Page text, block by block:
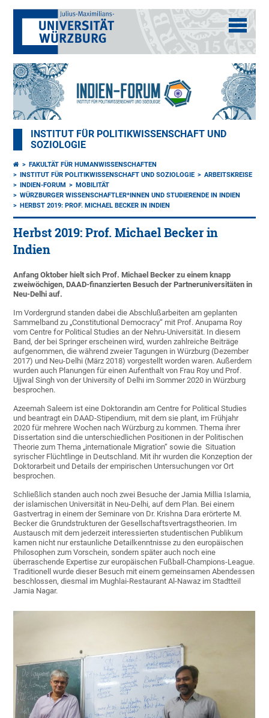
INSTITUT FÜR POLITIKWISSENSCHAFT UND
SOZIOLOGIE
FAKULTÄT FÜR HUMANWISSENSCHAFTEN
INSTITUT FÜR POLITIKWISSENSCHAFT UND SOZIOLOGIE
ARBEITSKREISE
INDIEN-FORUM
MOBILITÄT
WÜRZBURGER WISSENSCHAFTLER*INNEN UND STUDIERENDE IN INDIEN
HERBST 2019: PROF. MICHAEL BECKER IN INDIEN
Herbst 2019: Prof. Michael Becker in
Indien
Anfang Oktober hielt sich Prof. Michael Becker zu einem knapp
zweiwöchigen, DAAD-finanzierten Besuch der Partneruniversitäten in
Neu-Delhi auf.
Im Vordergrund standen dabei die Abschlußarbeiten am geplanten
Sammelband zu „Constitutional Democracy“ mit Prof. Anupama Roy
vom Centre for Political Studies an der Nehru-Universität. In diesem
Band, der bei Springer erscheinen wird, wurden zahlreiche Beiträge
aufgenommen, die während zweier Tagungen in Würzburg (Dezember
2017) und Neu-Delhi (März 2018) vorgestellt worden waren. Außerdem
wurden auch Planungen für einen Aufenthalt von Frau Roy und Prof.
Ujjwal Singh von der University of Delhi im Sommer 2020 in Würzburg
besprochen.
Azeemah Saleem ist eine Doktorandin am Centre for Political Studies
und beantragt ein DAAD-Stipendium, mit dem sie plant, im Frühjahr
2020 für mehrere Wochen nach Würzburg zu kommen. Thema ihrer
Dissertation sind die unterschiedlichen Positionen in der Politischen
Theorie zum Thema „internationale Migration“ sowie die Situation
syrischer Flüchtlinge in Deutschland. Mit ihr wurden die Konzeption der
Doktorarbeit und Details der empirischen Untersuchungen vor Ort
besprochen.
Schließlich standen auch noch zwei Besuche der Jamia Millia Islamia,
der islamischen Universität in Neu-Delhi, auf dem Plan. Bei einem
Gastvertrag in einem der Seminare von Dr. Krishna Dara erörterte M.
Becker die Grundstrukturen der Gesellschaftsvertragstheorien. Im
Austausch mit dem jederzeit interessierten studentischen Publikum
kamen nicht nur erstaunliche Detailkenntnisse zu den europäischen
Philosophen zum Vorschein, sondern später auch noch eine
überraschende Expertise zur europäischen Fußball-Champions-League.
Traditionell wurde dieser Besuch mit einem gemeinsamen Abendessen
beschlossen, diesmal im Mughlai-Restaurant Al-Nawaz im Stadtteil
Jamia Nagar.